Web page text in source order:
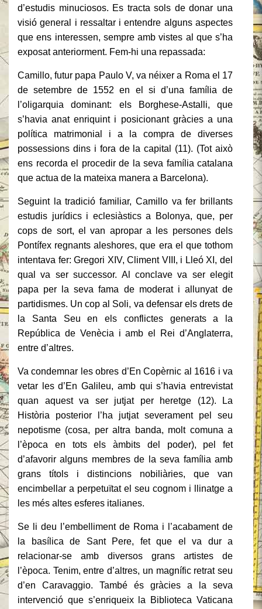
d’estudis minuciosos. Es tracta sols de donar una
visió general i ressaltar i entendre alguns aspectes
que ens interessen, sempre amb vistes al que s’ha
exposat anteriorment. Fem-hi una repassada:
Camillo, futur papa Paulo V, va néixer a Roma el 17
de setembre de 1552 en el si d’una família de
l’oligarquia dominant: els Borghese-Astalli, que
s’havia anat enriquint i posicionant gràcies a una
política matrimonial i a la compra de diverses
possessions dins i fora de la capital (11). (Tot això
ens recorda el procedir de la seva família catalana
que actua de la mateixa manera a Barcelona).
Seguint la tradició familiar, Camillo va fer brillants
estudis jurídics i eclesiàstics a Bolonya, que, per
cops de sort, el van apropar a les persones dels
Pontífex regnants aleshores, que era el que tothom
intentava fer: Gregori XIV, Climent VIII, i Lleó XI, del
qual va ser successor. Al conclave va ser elegit
papa per la seva fama de moderat i allunyat de
partidismes. Un cop al Soli, va defensar els drets de
la Santa Seu en els conflictes generats a la
República de Venècia i amb el Rei d’Anglaterra,
entre d’altres.
Va condemnar les obres d’En Copèrnic al 1616 i va
vetar les d’En Galileu, amb qui s’havia entrevistat
quan aquest va ser jutjat per heretge (12). La
Història posterior l’ha jutjat severament pel seu
nepotisme (cosa, per altra banda, molt comuna a
l’època en tots els àmbits del poder), pel fet
d’afavorir alguns membres de la seva família amb
grans títols i distincions nobiliàries, que van
encimbellar a perpetuïtat el seu cognom i llinatge a
les més altes esferes italianes.
Se li deu l’embelliment de Roma i l’acabament de
la basílica de Sant Pere, fet que el va dur a
relacionar-se amb diversos grans artistes de
l’època. Tenim, entre d’altres, un magnífic retrat seu
d’en Caravaggio. També és gràcies a la seva
intervenció que s’enriqueix la Biblioteca Vaticana